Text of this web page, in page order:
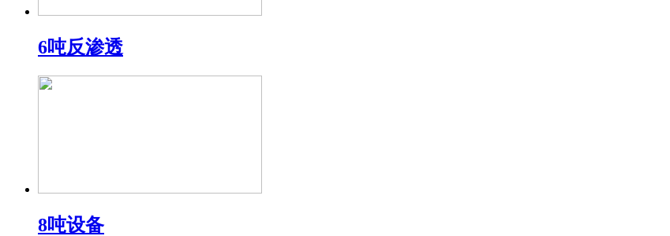
6吨反渗透
8吨设备